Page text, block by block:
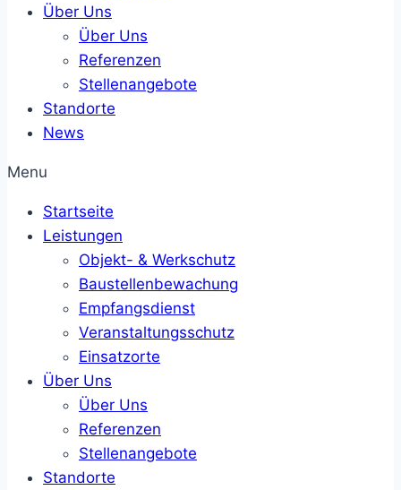
Über Uns
Über Uns
Referenzen
Stellenangebote
Standorte
News
Menu
Startseite
Leistungen
Objekt- & Werkschutz
Baustellenbewachung
Empfangsdienst
Veranstaltungsschutz
Einsatzorte
Über Uns
Über Uns
Referenzen
Stellenangebote
Standorte